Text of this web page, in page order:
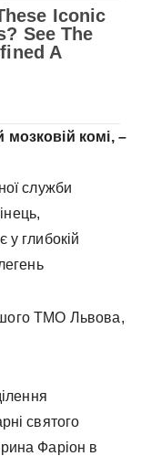
мозковій комі, –
служби
у глибокій
ТМО Львова,
святого
Фаріон в